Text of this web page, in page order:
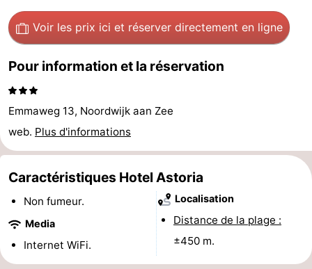
Spar
Noordduinen
Duinresort
-
Duinen
Parc
du
Soleil
Hôtels
Last
minutes
Plages
Voir
faire
d'intérêt
-
Voir les prix ici et réserver directement en ligne
Pour information et la réservation
Emmaweg 13, Noordwijk aan Zee
web. Plus d'informations
Caractéristiques Hotel Astoria
Non fumeur.
Media
Internet WiFi.
Localisation
Distance de la plage :
±450 m.